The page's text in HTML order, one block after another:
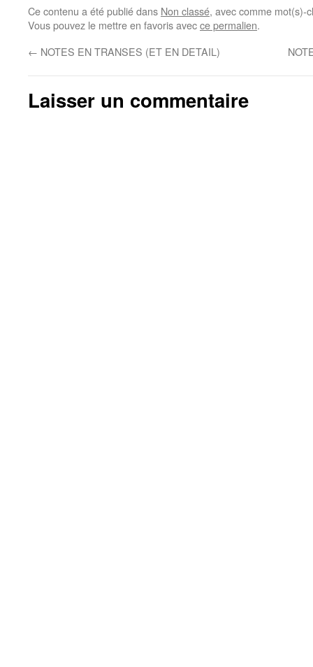
seul-homme/
Ce contenu a été publié dans Non classé, avec comme mot(s)-
Vous pouvez le mettre en favoris avecce permalien.
← NOTES EN TRANSES (ET EN DETAIL)
Laisser un commentaire